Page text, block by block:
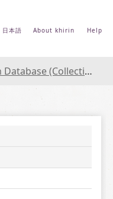
日本語 About khirin Help
of the National Museum of Japanese History)